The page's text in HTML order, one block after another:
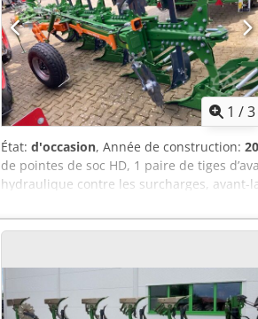
1 /3
État: d'occasion, Année de construction:
de pointes de soc HD, 1 paire de tiges
hydraulique contre les surcharges,
500 crantée avec protège-pièce d’appui,